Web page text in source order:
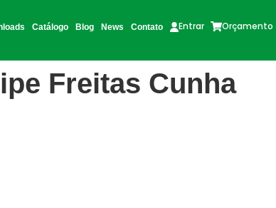
Catálogo Blog News Contato Entrar Orçamento
Freitas Cunha